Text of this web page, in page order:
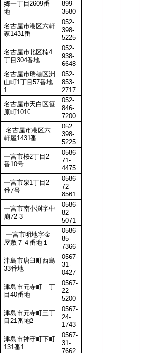
郷一丁目2609番
地
899-
3580
名古屋市港区六軒
家1431番
052-
398-
5225
名古屋市北区楠4
丁目304番地
052-
938-
6648
名古屋市瑞穂区洲
山町1丁目57番地
1
052-
853-
2717
名古屋市天白区笹
原町1010
052-
846-
7200
名古屋市港区六
軒屋1431番
052-
398-
5225
一宮市桜2丁目2
番10号
0586-
71-
4475
一宮市泉1丁目2
番7号
0586-
72-
8561
一宮市南小渕字中
崩72-3
0586-
82-
5071
一宮市明地字金
屋敷７４番地１
0586-
85-
7366
津島市唐臼町西島
33番地
0567-
31-
0427
津島市元寺町二丁
目40番地
0567-
22-
5200
津島市元寺町三丁
目21番地2
0567-
24-
1743
津島市神守町下町
131番1
0567-
31-
7662